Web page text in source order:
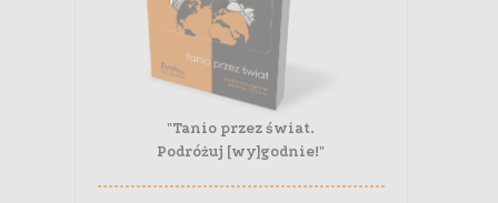
"Tanio przez świat.
Podróżuj [wy]godnie!"